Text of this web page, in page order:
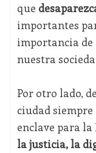
que
importantes
importancia de
nuestra
Por otro lado,
ciudad
enclave para
la justicia, la